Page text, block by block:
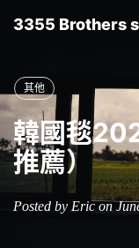
3355 Brothers
其他
韓國毯
推薦）
Posted by Eric on